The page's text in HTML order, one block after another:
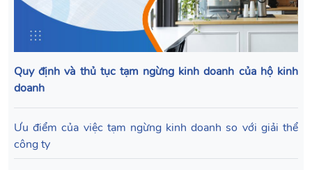
Quy định và thủ tục tạm ngừng kinh doanh của hộ kinh
doanh
Ưu điểm của việc tạm ngừng kinh doanh so với giải thể
công ty